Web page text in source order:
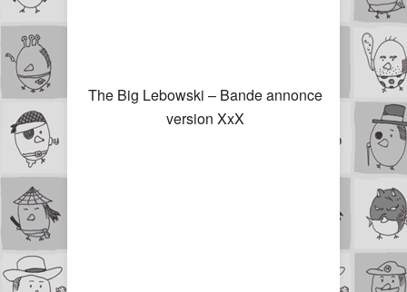
The Big Lebowski – Bande annonce
version XxX